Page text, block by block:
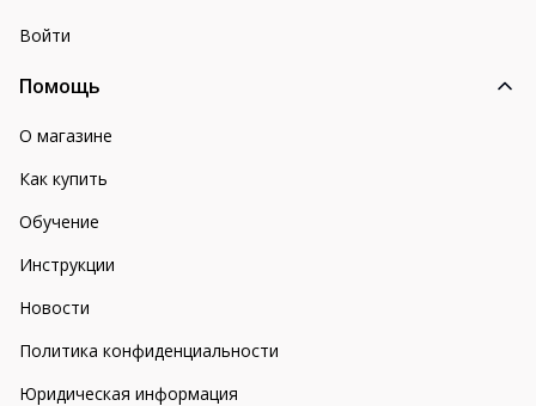
Войти
Помощь
О магазине
Как купить
Обучение
Инструкции
Новости
Политика конфиденциальности
Юридическая информация